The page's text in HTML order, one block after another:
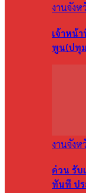
งานจัง
เจ้าหน้
พูน(ปทุ
งานจัง
ด่วน รับ
ทันที ปร